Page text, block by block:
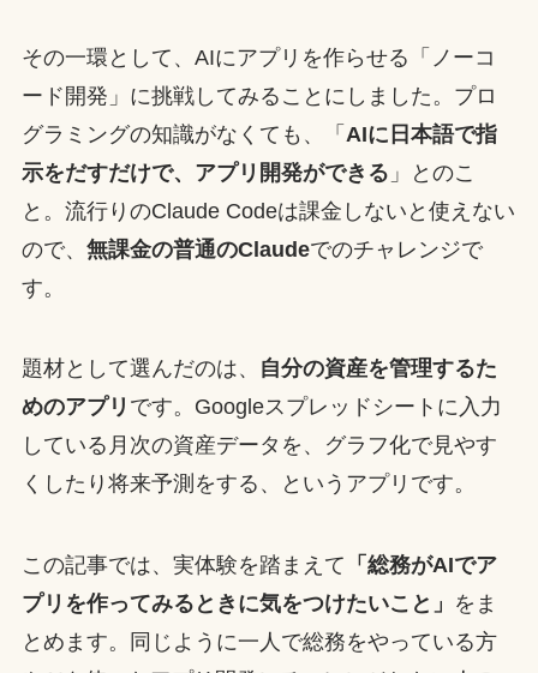
その一環として、AIにアプリを作らせる「ノーコ
ード開発」に挑戦してみることにしました。プロ
グラミングの知識がなくても、「 AIに日本語で指
示をだすだけで、アプリ開発ができる 」とのこ
と。流行りのClaude Codeは課金しないと使えない
ので、 無課金の普通のClaudeでのチャレンジで
す。
題材として選んだのは、
自分の資産を管理するた
めのアプリ です。Googleスプレッドシートに入力
している月次の資産データを、グラフ化で見やす
くしたり将来予測をする、というアプリです。
この記事では、実体験を踏まえて 「総務がAIでア
プリを作ってみるときに気をつけたいこと」 をま
とめます。同じように一人で総務をやっている方